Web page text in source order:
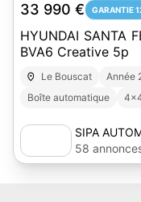
33 990 € GARANTIE
HYUNDAI SANTA
BVA6 Creative 5p
Le Bouscat Année
Boîte automatique
SIPA
58